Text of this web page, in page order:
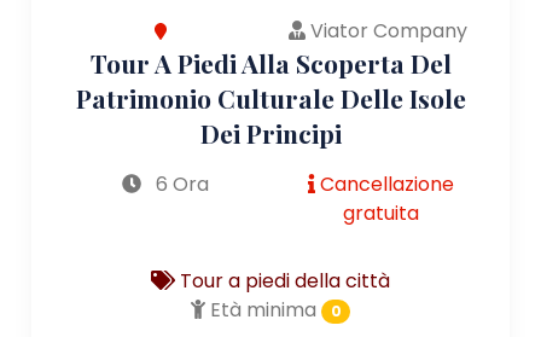
Viator Company
Tour A Piedi Alla Scoperta Del
Patrimonio Culturale Delle Isole
Dei Principi
6 Ora
Cancellazione
gratuita
Tour a piedi della città
Età minima
0